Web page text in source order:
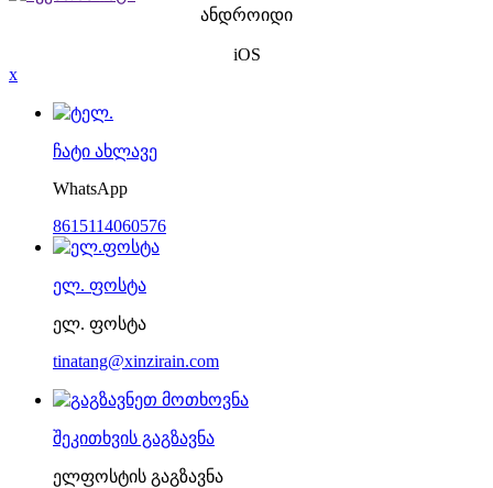
ანდროიდი
iOS
x
ჩატი ახლავე
WhatsApp
8615114060576
ელ. ფოსტა
ელ. ფოსტა
tinatang@xinzirain.com
შეკითხვის გაგზავნა
ელფოსტის გაგზავნა